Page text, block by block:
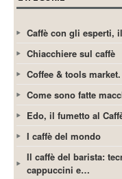
Caffè con gli esperti,
Chiacchiere sul caffè
Coffee & tools market.
Come sono fatte
Edo, il fumetto al
I caffè del mondo
Il caffè del barista:
cappuccini e…